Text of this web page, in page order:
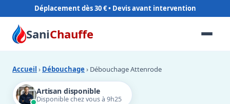
Déplacement dès 30 €
SaniChauffe
Accueil › Débouchage › Débouchage Attenrode
Artisan disponible
Disponible chez vous à 9h25